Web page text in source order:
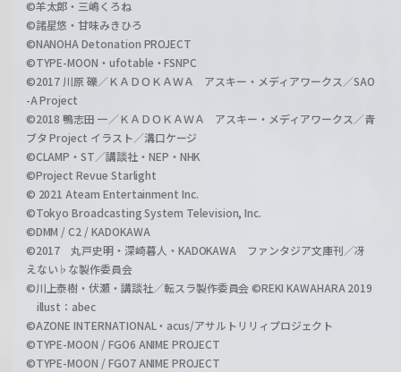
©羊太郎・三嶋くろね
©諸星悠・甘味みきひろ
©NANOHA Detonation PROJECT
©TYPE-MOON・ufotable・FSNPC
©2017 川原 礫／ＫＡＤＯＫＡＷＡ アスキー・メディアワークス／SAO
-A Project
©2018 鴨志田 一／ＫＡＤＯＫＡＷＡ アスキー・メディアワークス／青
ブタ Project イラスト／溝口ケージ
©CLAMP・ST／講談社・NEP・NHK
©Project Revue Starlight
© 2021 Ateam Entertainment Inc.
©Tokyo Broadcasting System Television, Inc.
©DMM / C2 / KADOKAWA
©2017 丸戸史明・深崎暮人・KADOKAWA ファンタジア文庫刊／冴
えない♭な製作委員会
©川上泰樹・伏瀬・講談社／転スラ製作委員会 ©REKI KAWAHARA 2019
illust：abec
©AZONE INTERNATIONAL・acus/アサルトリリィプロジェクト
©TYPE-MOON / FGO6 ANIME PROJECT
©TYPE-MOON / FGO7 ANIME PROJECT